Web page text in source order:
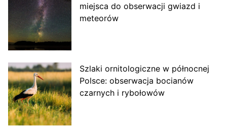
miejsca do obserwacji gwiazd i
meteorów
Szlaki ornitologiczne w północnej
Polsce: obserwacja bocianów
czarnych i rybołowów